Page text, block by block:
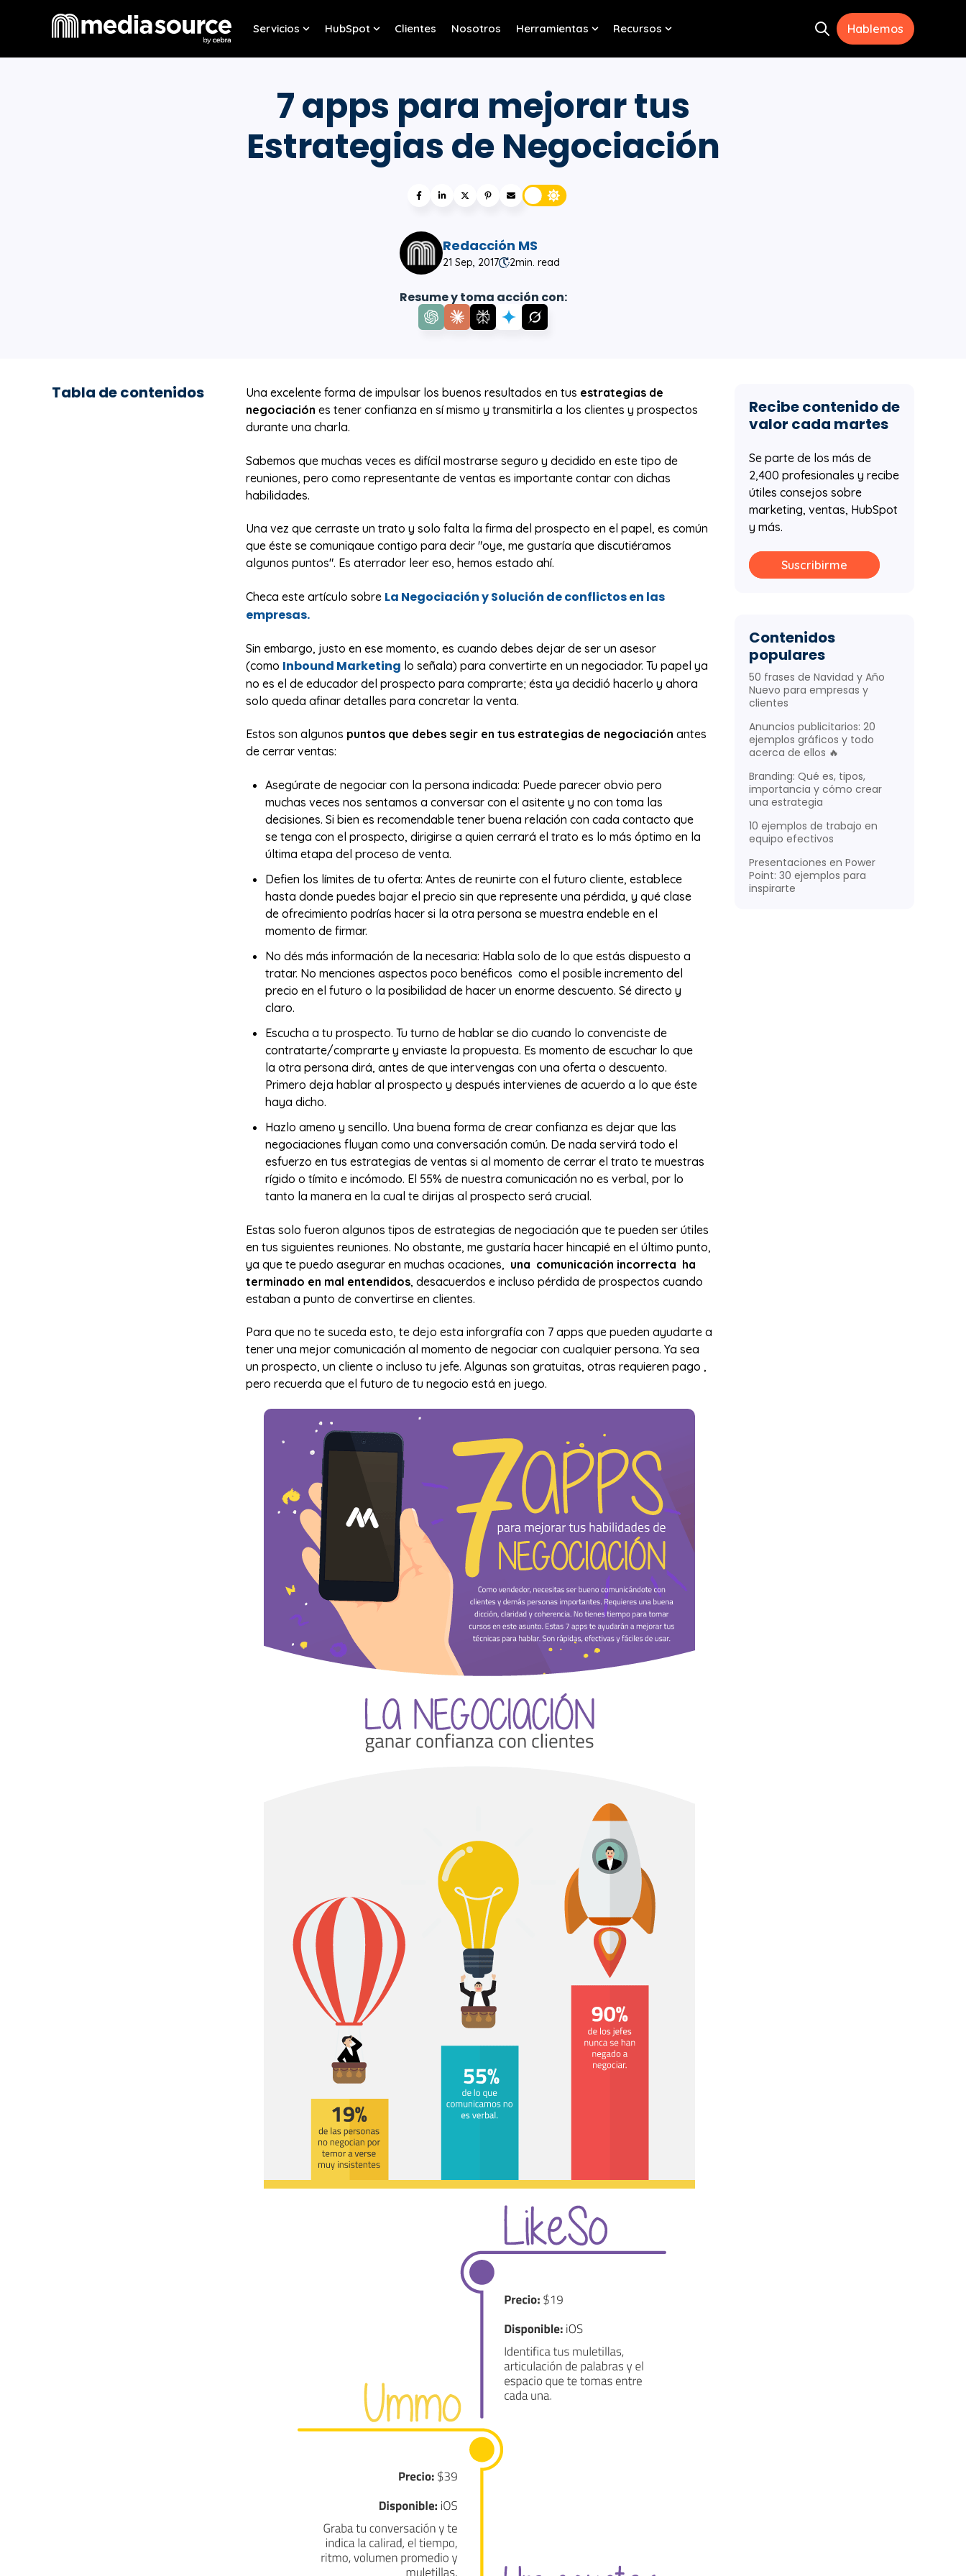
Servicios
Show submenu for Servicios
HubSpot
Show submenu for HubSpot
Clientes Nosotros Herramientas
Show submenu for Herramientas
Recursos Open search
Hablemos
7 apps para mejorar tus
Estrategias de Negociación
Redacción MS
21 Sep, 2017 2min. read
Resume y toma acción con:
Tabla de contenidos Una excelente forma de impulsar los buenos resultados en tus estrategias de
negociación es tener confianza en sí mismo y transmitirla a los clientes y prospectos
durante una charla.
Sabemos que muchas veces es difícil mostrarse seguro y decidido en este tipo de
reuniones, pero como representante de ventas es importante contar con dichas
habilidades.
Una vez que cerraste un trato y solo falta la firma del prospecto en el papel, es común
que éste se comuniqaue contigo para decir "oye, me gustaría que discutiéramos
algunos puntos". Es aterrador leer eso, hemos estado ahí.
Checa este artículo sobre La Negociación y Solución de conflictos en las
empresas.
Sin embargo, justo en ese momento, es cuando debes dejar de ser un asesor
(como Inbound Marketing lo señala) para convertirte en un negociador. Tu papel ya
no es el de educador del prospecto para comprarte; ésta ya decidió hacerlo y ahora
solo queda afinar detalles para concretar la venta.
Estos son algunos puntos que debes segir en tus estrategias de negociación antes
de cerrar ventas:
Asegúrate de negociar con la persona indicada: Puede parecer obvio pero
muchas veces nos sentamos a conversar con el asitente y no con toma las
decisiones. Si bien es recomendable tener buena relación con cada contacto que
se tenga con el prospecto, dirigirse a quien cerrará el trato es lo más óptimo en la
última etapa del proceso de venta.
Defien los límites de tu oferta: Antes de reunirte con el futuro cliente, establece
hasta donde puedes bajar el precio sin que represente una pérdida, y qué clase
de ofrecimiento podrías hacer si la otra persona se muestra endeble en el
momento de firmar.
No dés más información de la necesaria: Habla solo de lo que estás dispuesto a
tratar. No menciones aspectos poco benéficos como el posible incremento del
precio en el futuro o la posibilidad de hacer un enorme descuento. Sé directo y
claro.
Escucha a tu prospecto. Tu turno de hablar se dio cuando lo convenciste de
contratarte/comprarte y enviaste la propuesta. Es momento de escuchar lo que
la otra persona dirá, antes de que intervengas con una oferta o descuento.
Primero deja hablar al prospecto y después intervienes de acuerdo a lo que éste
haya dicho.
Hazlo ameno y sencillo. Una buena forma de crear confianza es dejar que las
negociaciones fluyan como una conversación común. De nada servirá todo el
esfuerzo en tus estrategias de ventas si al momento de cerrar el trato te muestras
rígido o tímito e incómodo. El 55% de nuestra comunicación no es verbal, por lo
tanto la manera en la cual te dirijas al prospecto será crucial.
Estas solo fueron algunos tipos de estrategias de negociación que te pueden ser útiles
en tus siguientes reuniones. No obstante, me gustaría hacer hincapié en el último punto,
ya que te puedo asegurar en muchas ocaciones, una comunicación incorrecta ha
terminado en mal entendidos, desacuerdos e incluso pérdida de prospectos cuando
estaban a punto de convertirse en clientes.
Para que no te suceda esto, te dejo esta inforgrafía con 7 apps que pueden ayudarte a
tener una mejor comunicación al momento de negociar con cualquier persona. Ya sea
un prospecto, un cliente o incluso tu jefe. Algunas son gratuitas, otras requieren pago ,
pero recuerda que el futuro de tu negocio está en juego.
Recibe contenido de
valor cada martes
Se parte de los más de
2,400 profesionales y recibe
útiles consejos sobre
marketing, ventas, HubSpot
y más.
Suscribirme
Contenidos
populares
50 frases de Navidad y Año
Nuevo para empresas y
clientes
Anuncios publicitarios: 20
ejemplos gráficos y todo
acerca de ellos 🔥
Branding: Qué es, tipos,
importancia y cómo crear
una estrategia
10 ejemplos de trabajo en
equipo efectivos
Presentaciones en Power
Point: 30 ejemplos para
inspirarte